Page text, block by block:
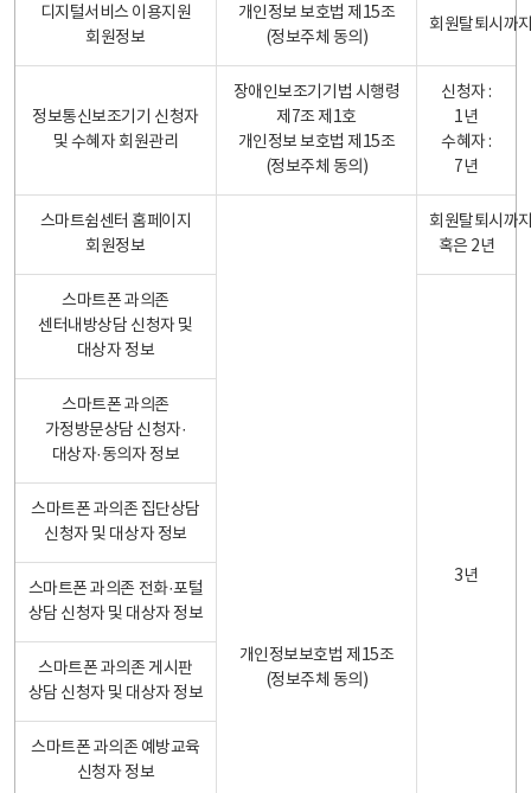
디지털서비스 이용지원
회원정보
개인정보 보호법 제15조
(정보주체 동의)
회원탈퇴시까
정보통신보조기기 신청자
및 수혜자 회원관리
장애인보조기기법 시행령
제7조 제1호
개인정보 보호법 제15조
(정보주체 동의)
신청자 :
1년
수혜자 :
7년
스마트쉼센터 홈페이지
회원정보
개인정보보호법 제15조
(정보주체 동의)
회원탈퇴시까
혹은 2년
스마트폰 과의존
센터내방상담 신청자 및
대상자 정보
3년
스마트폰 과의존
가정방문상담 신청자·
대상자·동의자 정보
스마트폰 과의존 집단상담
신청자 및 대상자 정보
스마트폰 과의존 전화·포털
상담 신청자 및 대상자 정보
스마트폰 과의존 게시판
상담 신청자 및 대상자 정보
스마트폰 과의존 예방교육
신청자 정보